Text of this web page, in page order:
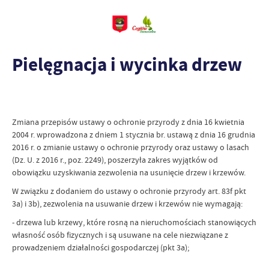
Pielęgnacja i wycinka drzew
Zmiana przepisów ustawy o ochronie przyrody z dnia 16 kwietnia
2004 r. wprowadzona z dniem 1 stycznia br. ustawą z dnia 16 grudnia
2016 r. o zmianie ustawy o ochronie przyrody oraz ustawy o lasach
(Dz. U. z 2016 r., poz. 2249), poszerzyła zakres wyjątków od
obowiązku uzyskiwania zezwolenia na usunięcie drzew i krzewów.
W związku z dodaniem do ustawy o ochronie przyrody art. 83f pkt
3a) i 3b), zezwolenia na usuwanie drzew i krzewów nie wymagają:
- drzewa lub krzewy, które rosną na nieruchomościach stanowiących
własność osób fizycznych i są usuwane na cele niezwiązane z
prowadzeniem działalności gospodarczej (pkt 3a);